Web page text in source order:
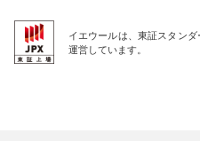
イエウールは、東証スタン
運営しています。